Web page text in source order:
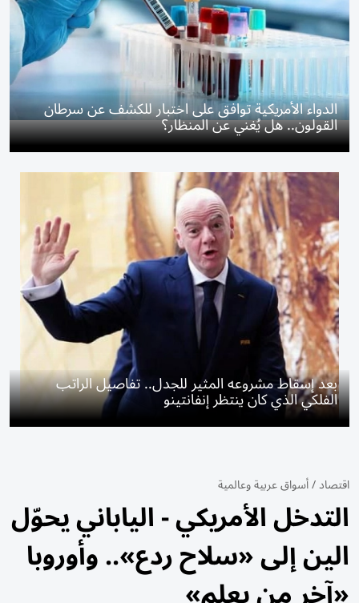
الدواء الأمريكية توافق على اختبار للكشف عن سرطان
القولون.. هل يُغني عن المنظار؟
بعد إسقاط مشروعه المثير للجدل.. تفاصيل الراتب
الفلكي الذي كان ينتظر إنفانتينو
اقتصاد/أسواق عربية وعالمية
التدخل الأمريكي - الياباني يحوّل
الين إلى «سلاح ردع».. وأوروبا